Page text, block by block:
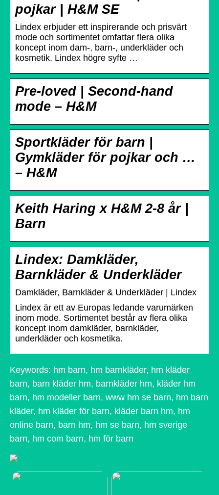
pojkar | H&M SE
Lindex erbjuder ett inspirerande och prisvärt
mode och sortimentet omfattar flera olika
koncept inom dam-, barn-, underkläder och
kosmetik. Lindex högre syfte …
Pre-loved | Second-hand
mode – H&M
Sportkläder för barn |
Gymkläder för pojkar och …
– H&M
Keith Haring x H&M 2-8 år |
Barn
Lindex: Damkläder,
Barnkläder & Underkläder
Damkläder, Barnkläder & Underkläder | Lindex
Lindex är ett av Europas ledande varumärken
inom mode. Sortimentet består av flera olika
koncept inom damkläder, barnkläder,
underkläder och kosmetika.
Keywords: hm barn, hm barnkläder, hm kläder
barn, barn kläder hm, barnkläder hm, kläder hm
barn, hm modeller barn, www hm se barn, hm barn
kläder, hm kläder för barn, kläder barn hm, hm
online barn, barn hm, hm se barn, hm sverige
barn, hm com barn, hm för barn